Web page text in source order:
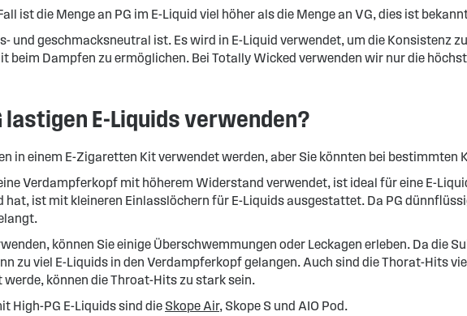
ist die Menge an PG im E-Liquid viel höher als die Menge an VG, dies ist
und geschmacksneutral ist. Es wird in E-Liquid verwendet, um die Konsistenz
Dampfen zu ermöglichen. Bei Totally Wicked verwenden wir nur die
lastigen E-Liquids verwenden?
in einem E-Zigaretten Kit verwendet werden, aber Sie könnten bei
Verdampferkopf mit höherem Widerstand verwendet, ist ideal für eine E-
ist mit kleineren Einlasslöchern für E-Liquids ausgestattet. Da PG
können Sie einige Überschwemmungen oder Leckagen erleben. Da die
zu viel E-Liquids in den Verdampferkopf gelangen. Auch sind die Thorat-Hits
können die Throat-Hits zu stark sein.
High-PG E-Liquids sind die Skope Air, Skope S und AIO Pod.